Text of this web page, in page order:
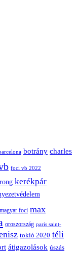
botrány charles
foci vb 2022
kerékpár
magyar foci max
oroszország paris saint-
tokió 2020 téli
átigazolások úszás